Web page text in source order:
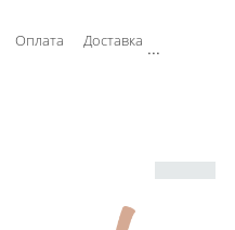
Оплата Доставка ...